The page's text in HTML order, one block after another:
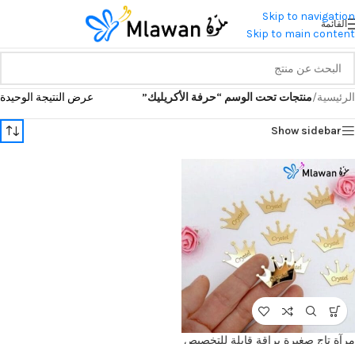
Skip to navigation
Skip to main content
القائمة
الرئيسية/منتجات تحت الوسم “حرفة الأكريليك” عرض النتيجة الوحيدة
Show sidebar
مرآة تاج صغيرة براقة قابلة للتخصيص